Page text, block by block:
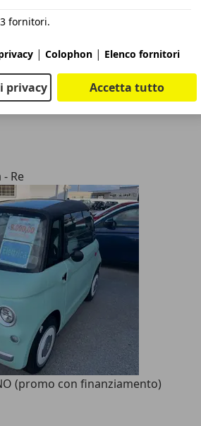
Re
(promo con finanziamento)
fornitori.
| Colophon | Elenco fornitori
privacy Accetta tutto